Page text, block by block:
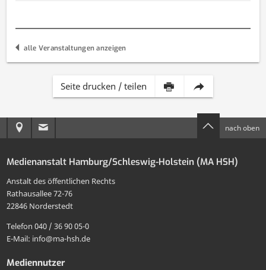
alle Veranstaltungen anzeigen
Seite drucken / teilen
Inhalt Diese
per
Anreise
MA
HSH
an
die
MA
HSH
nach oben
Medienanstalt Hamburg/Schleswig-Holstein (MA HSH)
Anstalt des öffentlichen Rechts
Rathausallee 72-76
22846 Norderstedt
Telefon 040 / 36 90 05-0
E-Mail: info@ma-hsh.de
Mediennutzer